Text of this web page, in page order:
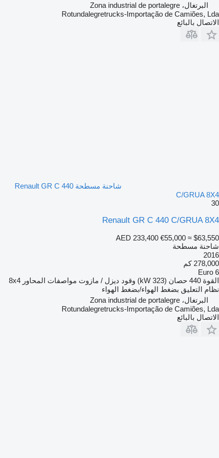
البرتغال، Zona industrial de portalegre
Rotundalegretrucks-Importação de Camiões, Lda
الاتصال بالبائع
شاحنة مسطحة Renault GR C 440
C/GRUA 8X4
30
Renault GR C 440 C/GRUA 8X4
AED 233,400 €55,000 ≈ $63,550
شاحنة مسطحة
2016
278,000 كم
Euro 6
القوة 440 حصان (323 kW) وقود ديزل / مازوت مواصفات المحاور 8x4
نظام التعليق بضغط الهواء/بضغط الهواء
البرتغال، Zona industrial de portalegre
Rotundalegretrucks-Importação de Camiões, Lda
الاتصال بالبائع